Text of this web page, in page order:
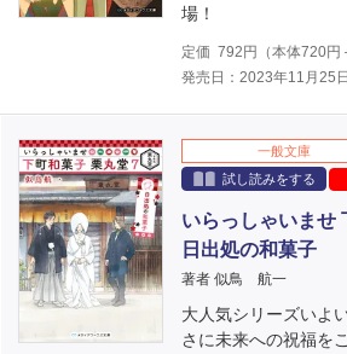
場！
定価 792 円（本体720円
発売日：2023年11月25日
一般文庫
試し読みをする
いらっしゃいませ
日出処の和菓子
著者 似鳥 航一
大人気シリーズいよ
さに未来への祝福を